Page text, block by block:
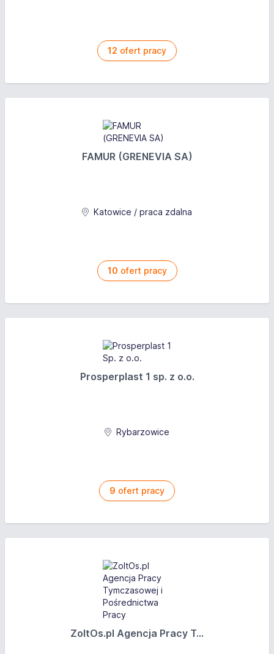
12 ofert pracy
FAMUR (GRENEVIA SA)
Katowice / praca zdalna
10 ofert pracy
Prosperplast 1 sp. z o.o.
Rybarzowice
9 ofert pracy
ZoltOs.pl Agencja Pracy T...